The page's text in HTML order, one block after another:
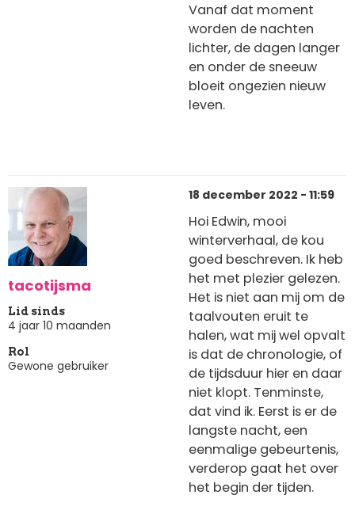
Vanaf dat moment
worden de nachten
lichter, de dagen langer
en onder de sneeuw
bloeit ongezien nieuw
leven.
tacotijsma
Lid sinds
4 jaar 10 maanden
Rol
Gewone gebruiker
18 december 2022 - 11:59
Hoi Edwin, mooi
winterverhaal, de kou
goed beschreven. Ik heb
het met plezier gelezen.
Het is niet aan mij om de
taalvouten eruit te
halen, wat mij wel opvalt
is dat de chronologie, of
de tijdsduur hier en daar
niet klopt. Tenminste,
dat vind ik. Eerst is er de
langste nacht, een
eenmalige gebeurtenis,
verderop gaat het over
het begin der tijden.